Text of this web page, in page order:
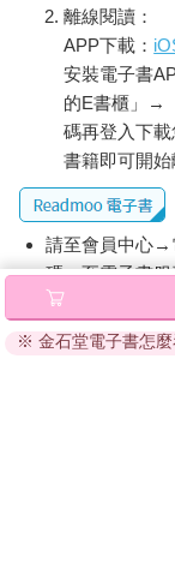
離線閱讀：
APP下載：
安裝電子書
的E書櫃」→
碼再登入下
書籍即可開始
請至會員中心→
碼』至電子書
退換貨須知：
因版權保護，您
※ 金石堂電子書怎